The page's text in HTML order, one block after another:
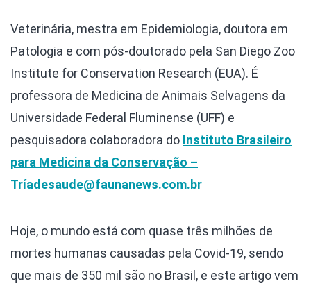
Veterinária, mestra em Epidemiologia, doutora em
Patologia e com pós-doutorado pela San Diego Zoo
Institute for Conservation Research (EUA). É
professora de Medicina de Animais Selvagens da
Universidade Federal Fluminense (UFF) e
pesquisadora colaboradora do Instituto Brasileiro
para Medicina da Conservação –
Tríadesaude@faunanews.com.br
Hoje, o mundo está com quase três milhões de
mortes humanas causadas pela Covid-19, sendo
que mais de 350 mil são no Brasil, e este artigo vem